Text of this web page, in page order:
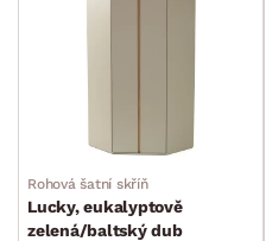
Rohová šatní skříň
Lucky, eukalyptově
zelená/baltský dub